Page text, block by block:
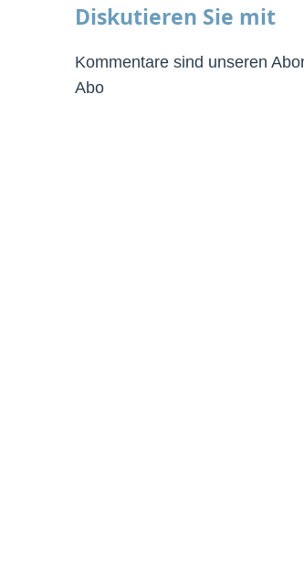
Diskutieren Sie mit
Kommentare sind unseren
Abo